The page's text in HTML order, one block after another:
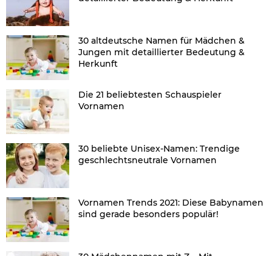
30 altdeutsche Namen für Mädchen &
Jungen mit detaillierter Bedeutung &
Herkunft
Die 21 beliebtesten Schauspieler
Vornamen
30 beliebte Unisex-Namen: Trendige
geschlechtsneutrale Vornamen
Vornamen Trends 2021: Diese Babynamen
sind gerade besonders populär!